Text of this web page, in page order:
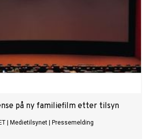
på ny familiefilm etter tilsyn
Medietilsynet Pressemelding